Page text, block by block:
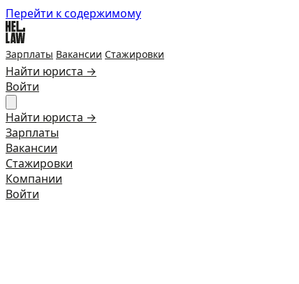
Перейти к содержимому
Зарплаты Вакансии Стажировки
Найти юриста →
Войти
Найти юриста →
Зарплаты
Вакансии
Стажировки
Компании
Войти